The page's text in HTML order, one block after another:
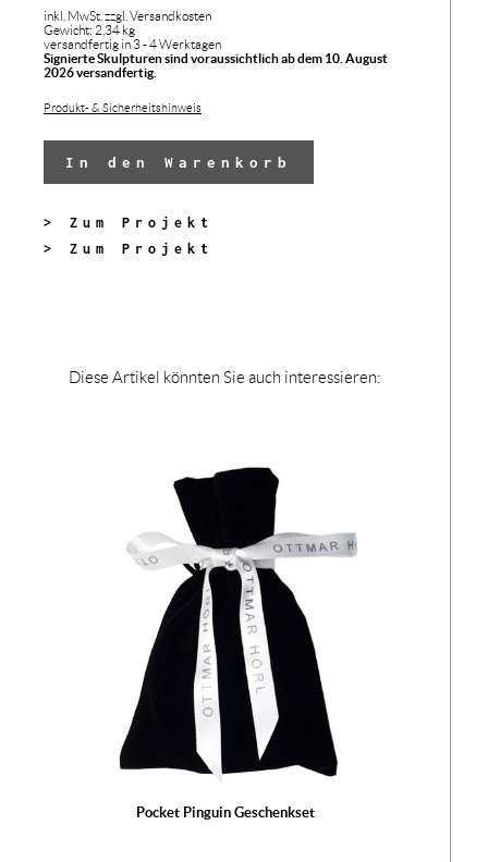
inkl. MwSt. zzgl. Versandkosten
Gewicht: 2,34 kg
versandfertig in 3 - 4 Werktagen
Signierte Skulpturen sind voraussichtlich ab dem 10. August
2026 versandfertig.
Produkt- & Sicherheitshinweis
In den Warenkorb
> Zum Projekt
> Zum Projekt
Diese Artikel könnten Sie auch interessieren:
Pocket Pinguin Geschenkset